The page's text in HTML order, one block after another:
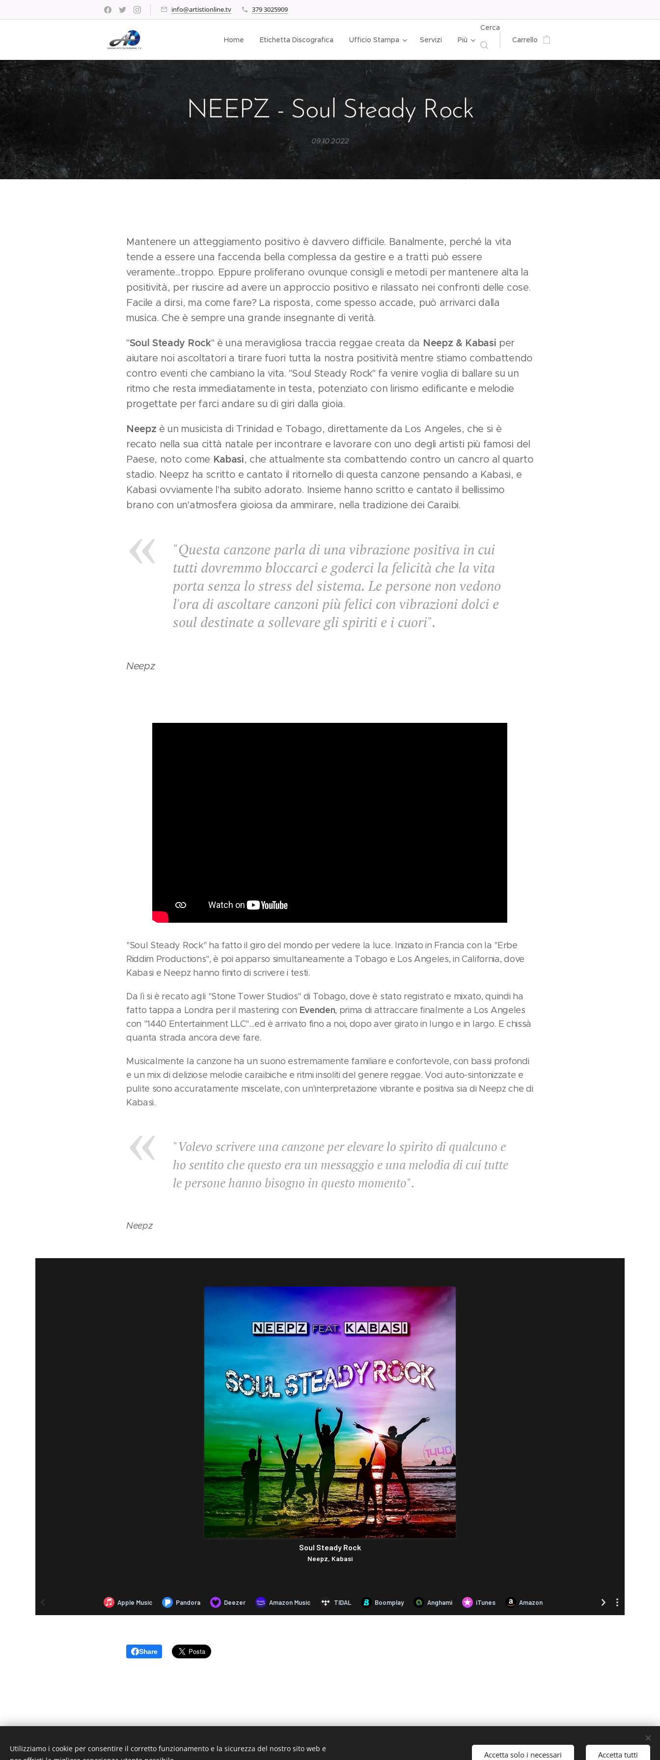
info@artistionline.tv 379 3025909
Home Etichetta Discografica Ufficio Stampa Servizi Più
Cerca
Carrello
NEEPZ - Soul Steady Rock
09.10.2022
Mantenere un atteggiamento positivo è davvero difficile. Banalmente, perché la vita
tende a essere una faccenda bella complessa da gestire e a tratti può essere
veramente...troppo. Eppure proliferano ovunque consigli e metodi per mantenere alta la
positività, per riuscire ad avere un approccio positivo e rilassato nei confronti delle cose.
Facile a dirsi, ma come fare? La risposta, come spesso accade, può arrivarci dalla
musica. Che è sempre una grande insegnante di verità.
"Soul Steady Rock" è una meravigliosa traccia reggae creata da Neepz & Kabasi per
aiutare noi ascoltatori a tirare fuori tutta la nostra positività mentre stiamo combattendo
contro eventi che cambiano la vita. "Soul Steady Rock" fa venire voglia di ballare su un
ritmo che resta immediatamente in testa, potenziato con lirismo edificante e melodie
progettate per farci andare su di giri dalla gioia.
Neepz è un musicista di Trinidad e Tobago, direttamente da Los Angeles, che si è
recato nella sua città natale per incontrare e lavorare con uno degli artisti più famosi del
Paese, noto come Kabasi, che attualmente sta combattendo contro un cancro al quarto
stadio. Neepz ha scritto e cantato il ritornello di questa canzone pensando a Kabasi, e
Kabasi ovviamente l'ha subito adorato. Insieme hanno scritto e cantato il bellissimo
brano con un'atmosfera gioiosa da ammirare, nella tradizione dei Caraibi.
"Questa canzone parla di una vibrazione positiva in cui
tutti dovremmo bloccarci e goderci la felicità che la vita
porta senza lo stress del sistema. Le persone non vedono
l'ora di ascoltare canzoni più felici con vibrazioni dolci e
soul destinate a sollevare gli spiriti e i cuori".
Neepz
"Soul Steady Rock" ha fatto il giro del mondo per vedere la luce. Iniziato in Francia con la "Erbe
Riddim Productions", è poi apparso simultaneamente a Tobago e Los Angeles, in California, dove
Kabasi e Neepz hanno finito di scrivere i testi.
Da lì si è recato agli "Stone Tower Studios" di Tobago, dove è stato registrato e mixato, quindi ha
fatto tappa a Londra per il mastering con Evenden, prima di attraccare finalmente a Los Angeles
con "1440 Entertainment LLC"...ed è arrivato fino a noi, dopo aver girato in lungo e in largo. E chissà
quanta strada ancora deve fare.
Musicalmente la canzone ha un suono estremamente familiare e confortevole, con bassi profondi
e un mix di deliziose melodie caraibiche e ritmi insoliti del genere reggae. Voci auto-sintonizzate e
pulite sono accuratamente miscelate, con un'interpretazione vibrante e positiva sia di Neepz che di
Kabasi.
"Volevo scrivere una canzone per elevare lo spirito di qualcuno e
ho sentito che questo era un messaggio e una melodia di cui tutte
le persone hanno bisogno in questo momento".
Neepz
Share
© 2019 www.artistionline.tv
Utilizziamo i cookie per consentire il corretto funzionamento e la sicurezza del nostro sito web e
Accetta solo i necessari Accetta tutti